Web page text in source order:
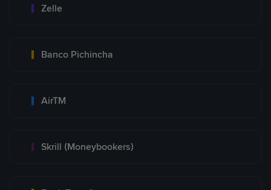
Zelle
Banco Pichincha
AirTM
Skrill (Moneybookers)